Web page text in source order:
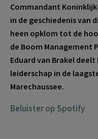
Commandant
in de geschiedenis van
heen opklom tot de
de Boom Management
Eduard van Brakel
leiderschap in de
Marechaussee.
Beluister op Spotify